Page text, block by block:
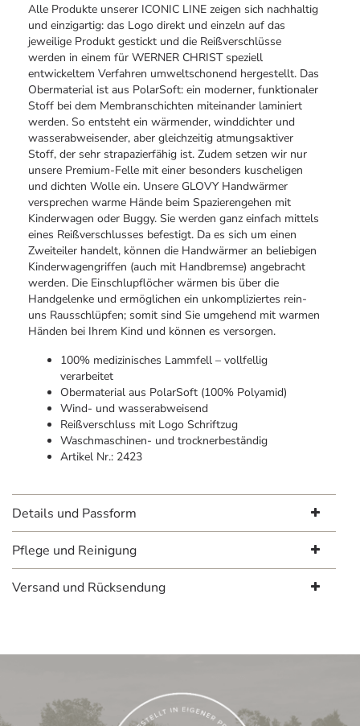
Alle Produkte unserer ICONIC LINE zeigen sich nachhaltig
und einzigartig: das Logo direkt und einzeln auf das
jeweilige Produkt gestickt und die Reißverschlüsse
werden in einem für WERNER CHRIST speziell
entwickeltem Verfahren umweltschonend hergestellt. Das
Obermaterial ist aus PolarSoft: ein moderner, funktionaler
Stoff bei dem Membranschichten miteinander laminiert
werden. So entsteht ein wärmender, winddichter und
wasserabweisender, aber gleichzeitig atmungsaktiver
Stoff, der sehr strapazierfähig ist. Zudem setzen wir nur
unsere Premium-Felle mit einer besonders kuscheligen
und dichten Wolle ein. Unsere GLOVY Handwärmer
versprechen warme Hände beim Spazierengehen mit
Kinderwagen oder Buggy. Sie werden ganz einfach mittels
eines Reißverschlusses befestigt. Da es sich um einen
Zweiteiler handelt, können die Handwärmer an beliebigen
Kinderwagengriffen (auch mit Handbremse) angebracht
werden. Die Einschlupflöcher wärmen bis über die
Handgelenke und ermöglichen ein unkompliziertes rein-
uns Rausschlüpfen; somit sind Sie umgehend mit warmen
Händen bei Ihrem Kind und können es versorgen.
100% medizinisches Lammfell – vollfellig
verarbeitet
Obermaterial aus PolarSoft (100% Polyamid)
Wind- und wasserabweisend
Reißverschluss mit Logo Schriftzug
Waschmaschinen- und trocknerbeständig
Artikel Nr.: 2423
Details und Passform
Pflege und Reinigung
Versand und Rücksendung